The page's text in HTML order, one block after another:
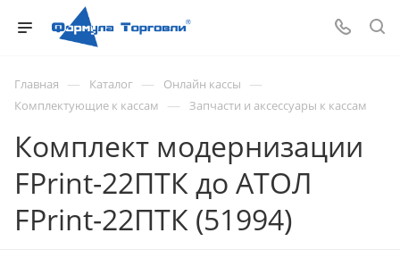
Главная — Каталог — Онлайн кассы —
Комплектующие к кассам — Запчасти и аксессуары к кассам
Комплект модернизации
FPrint-22ПТК до АТОЛ
FPrint-22ПТК (51994)